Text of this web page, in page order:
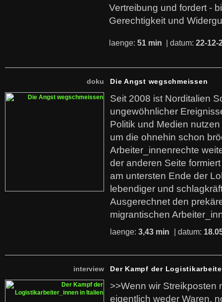
Vertreibung und fordert -
Gerechtigkeit und
laenge: 51 min | datum: 22-12-
doku Die Angst wegschmeissen
Seit 2008 ist Norditalien
ungewöhnlicher
Politik und Medien
um die ohnehin schon
Arbeiter_innenrechte
der anderen Seite
am untersten Ende der
lebendiger und
Ausgerechnet den
migrantischen
laenge: 3,43 min | datum:
interview Der Kampf der
>>Wenn wir Streikposten
eigentlich weder Waren,